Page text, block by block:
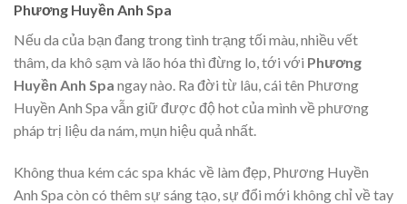
Phương Huyền Anh Spa
Nếu da của bạn đang trong tình trạng tối màu, nhiều vết
thâm, da khô sạm và lão hóa thì đừng lo, tới với Phương
Huyền Anh Spa ngay nào. Ra đời từ lâu, cái tên Phương
Huyền Anh Spa vẫn giữ được độ hot của mình về phương
pháp trị liệu da nám, mụn hiệu quả nhất.
Không thua kém các spa khác về làm đẹp, Phương Huyền
Anh Spa còn có thêm sự sáng tạo, sự đổi mới không chỉ về tay